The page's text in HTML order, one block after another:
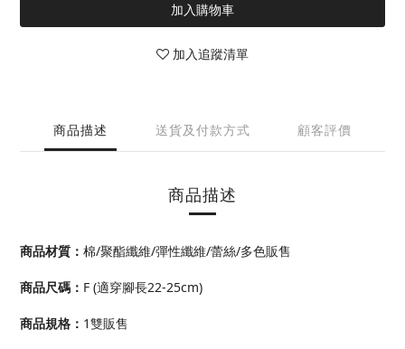
加入購物車
加入追蹤清單
商品描述 送貨及付款方式 顧客評價
商品描述
商品材質： 棉/聚酯纖維/彈性纖維/蕾絲/多色販售
商品尺碼： F (適穿腳長22-25cm)
商品規格： 1雙販售